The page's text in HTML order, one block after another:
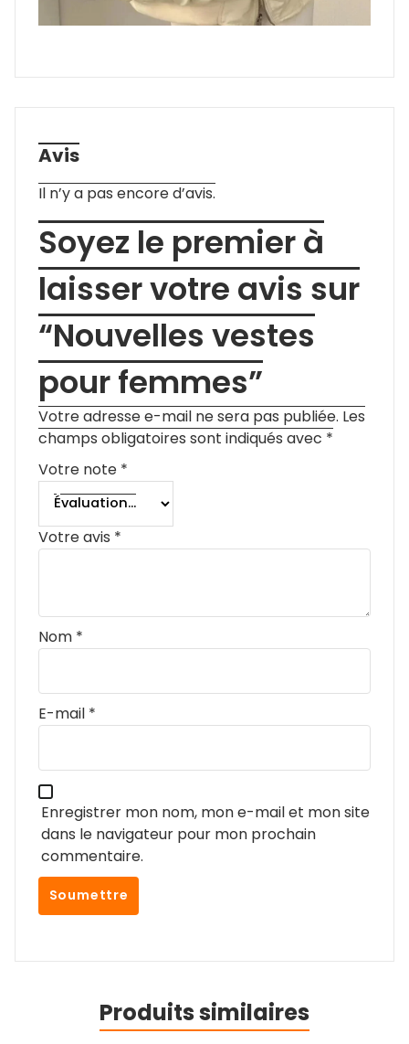
Avis
Il n’y a pas encore d’avis.
Soyez le premier à
laisser votre avis sur
“Nouvelles vestes
pour femmes”
Votre adresse e-mail ne sera pas publiée. Les
champs obligatoires sont indiqués avec *
Votre note *
Votre avis *
Nom *
E-mail *
Enregistrer mon nom, mon e-mail et mon site
dans le navigateur pour mon prochain
commentaire.
Produits similaires